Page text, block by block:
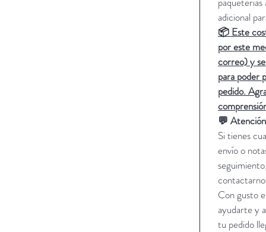
adicional
📦 Este
por este
correo) y
para poder
pedido.
💬
Si tienes
envío o
Con gusto
ayudarte y
tu pedido